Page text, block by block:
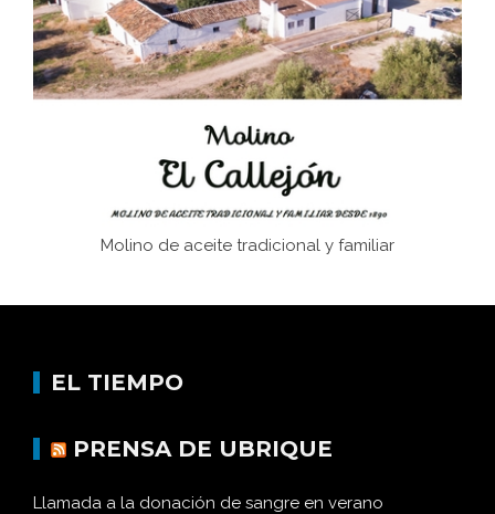
Juntar las letras. La alfabetización en el campo: del
afán de saber a la autogestión
Historia y vivencias del poblado de Los Hurones
Molino de aceite tradicional y familiar
EL TIEMPO
PRENSA DE UBRIQUE
Llamada a la donación de sangre en verano